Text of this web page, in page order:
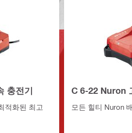
충전기
적화된 최고
C 6-22 Nuron
모든 힐티 Nuron